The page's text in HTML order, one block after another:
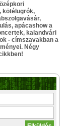
kötélugrók,
apácashow a
kalandvári
- címszavakban a
Négy